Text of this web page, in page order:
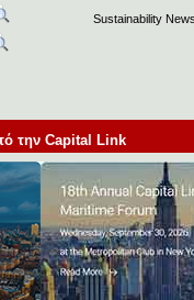
Sustainability
την Capital Link